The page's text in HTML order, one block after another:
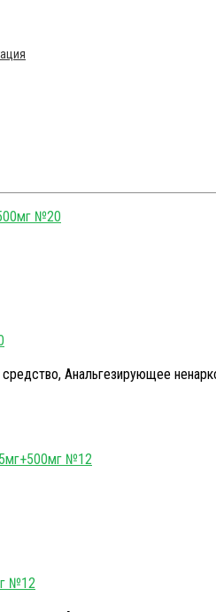
Анальгезирующее
№12